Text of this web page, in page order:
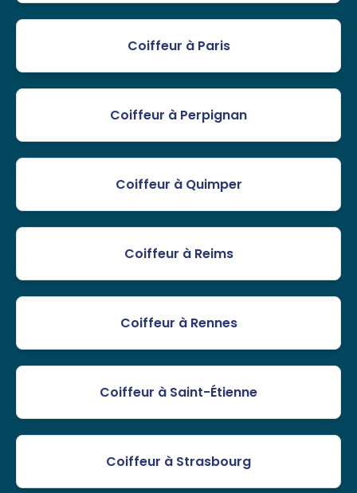
Coiffeur à Paris
Coiffeur à Perpignan
Coiffeur à Quimper
Coiffeur à Reims
Coiffeur à Rennes
Coiffeur à Saint-Étienne
Coiffeur à Strasbourg